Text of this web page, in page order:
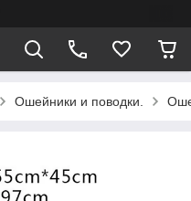
Ошейники и поводки.